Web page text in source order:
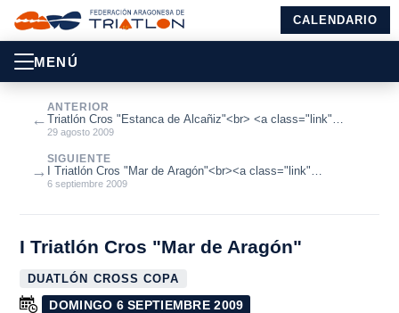
CALENDARIO
MENÚ
←
ANTERIOR
Triatlón Cros "Estanca de Alcañiz"<br> <a class="link"
href="http://www.triatl...
29 agosto 2009
SIGUIENTE
I Triatlón Cros "Mar de Aragón"<br><a class="link"
href="http://www.triatlonarag...
6 septiembre 2009
→
I Triatlón Cros "Mar de Aragón"
DUATLÓN CROSS COPA
DOMINGO 6 SEPTIEMBRE 2009